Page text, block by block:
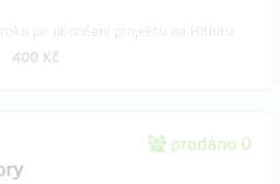
400 Kč
prodáno 0